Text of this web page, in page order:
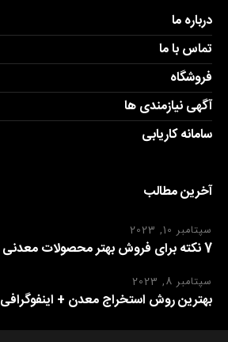
درباره ما
تماس با ما
فروشگاه
آگهی نیازمندی ها
سامانه کاریابی
آخرین مطالب
سپتامبر 10, 2023
7 نکته برای فروش بهتر محصولات معدنی
سپتامبر 8, 2023
بهترین روش استخراج معدن + اینفوگرافی